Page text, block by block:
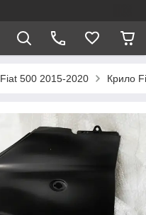
Fiat 500 2015-2020 Крило